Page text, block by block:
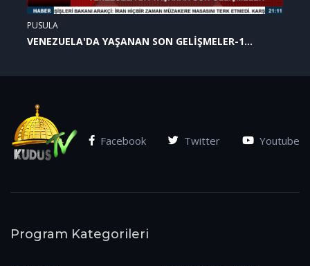
PUSULA
VENEZUELA'DA YAŞANAN SON GELİŞMELER-1
Facebook Twitter Youtube
Program Kategorileri